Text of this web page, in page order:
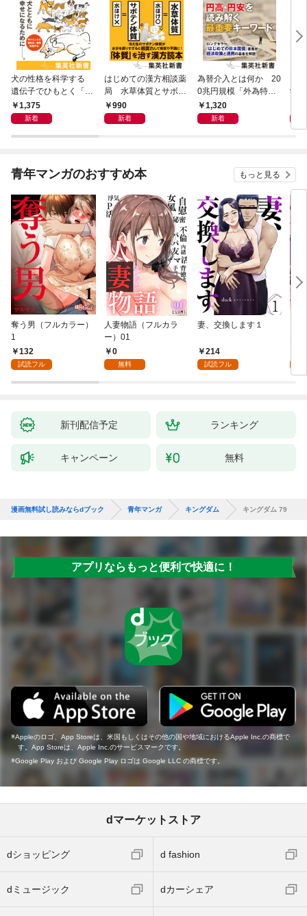
犬の性格を科学する
遺伝子でひもとく「最
良の友」の進化
1,375
新着
はじめての漢方相談薬
局 水草体質とサボテ
ン体質
990
新着
為替介入とは何か 20
0兆円規模「外為特
会」が生まれた謎
1,320
新着
学
青年マンガのおすすめ本 もっと見る
奪う男（フルカラー）
1
132
試読フル
人妻物語（フルカラ
ー）01
0
無料
妻、交換します１
214
試読フル
な
新刊配信予定 ランキング
キャンペーン 無料
漫画無料試し読みならdブック 青年マンガ キングダム キングダム 79
アプリならもっと便利で快適に！
Appleのロゴ、App Storeは、米国もしくはその他の国や地域におけるApple Inc.の商標で
す。App Storeは、Apple Inc.のサービスマークです。
Google Play および Google Play ロゴは Google LLC の商標です。
dマーケットストア
dショッピング d fashion
dミュージック dカーシェア